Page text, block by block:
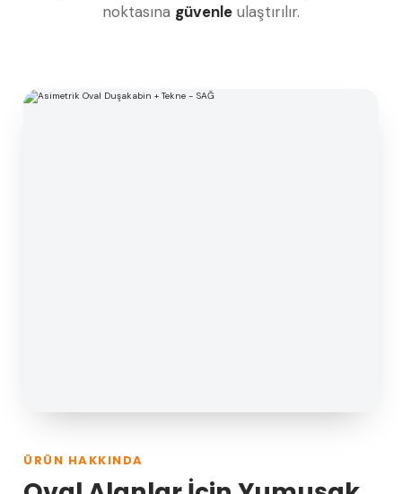
noktasına güvenle ulaştırılır.
ÜRÜN HAKKINDA